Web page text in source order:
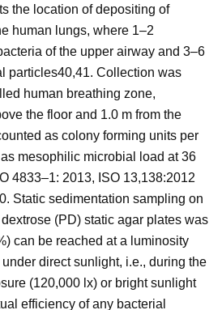
the location of depositing of
human lungs, where 1–2
of the upper airway and 3–6
particles40,41. Collection was
human breathing zone,
the floor and 1.0 m from the
as colony forming units per
mesophilic microbial load at 36
4833–1: 2013, ISO 13,138:2012
Static sedimentation sampling on
(PD) static agar plates was
can be reached at a luminosity
direct sunlight, i.e., during the
(120,000 lx) or bright sunlight
efficiency of any bacterial